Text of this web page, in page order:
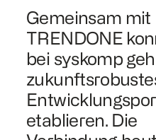
Gemeinsam mit
TRENDONE
bei syskomp
etablieren. Die